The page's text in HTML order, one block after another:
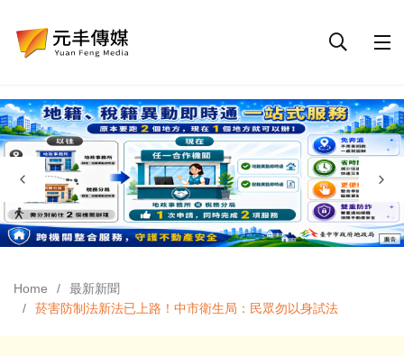
Home
最新新聞
菸害防制法新法已上路！中市衛生局：民眾勿以身試法